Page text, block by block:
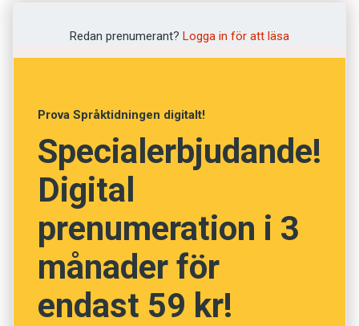
» Så uppfanns alfabetet
» Dialektforskaren Ernst Wigforss
» Fredrik Lindström om småländska
Redan prenumerant? Logga in för att läsa
Prova Språktidningen digitalt!
Specialerbjudande!
Digital
prenumeration i 3
månader för
endast 59 kr!